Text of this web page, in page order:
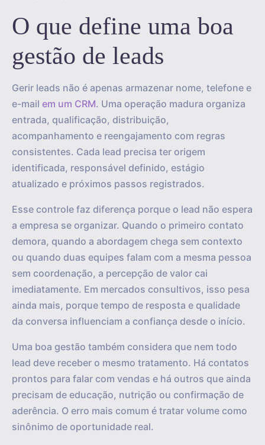
O que define uma boa
gestão de leads
Gerir leads não é apenas armazenar nome, telefone e
e-mail em um CRM. Uma operação madura organiza
entrada, qualificação, distribuição,
acompanhamento e reengajamento com regras
consistentes. Cada lead precisa ter origem
identificada, responsável definido, estágio
atualizado e próximos passos registrados.
Esse controle faz diferença porque o lead não espera
a empresa se organizar. Quando o primeiro contato
demora, quando a abordagem chega sem contexto
ou quando duas equipes falam com a mesma pessoa
sem coordenação, a percepção de valor cai
imediatamente. Em mercados consultivos, isso pesa
ainda mais, porque tempo de resposta e qualidade
da conversa influenciam a confiança desde o início.
Uma boa gestão também considera que nem todo
lead deve receber o mesmo tratamento. Há contatos
prontos para falar com vendas e há outros que ainda
precisam de educação, nutrição ou confirmação de
aderência. O erro mais comum é tratar volume como
sinônimo de oportunidade real.